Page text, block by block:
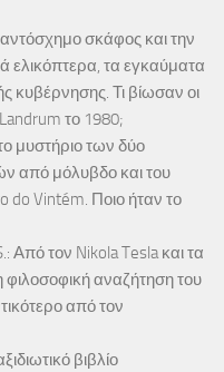
σκάφος και την
ελικόπτερα, τα εγκαύματα
κυβέρνησης. Τι βίωσαν οι
το 1980;
μυστήριο των δύο
από μόλυβδο και του
do Vintém. Ποιο ήταν το
Από τον Nikola Tesla και τα
αναζήτηση του
από τον
βιβλίο